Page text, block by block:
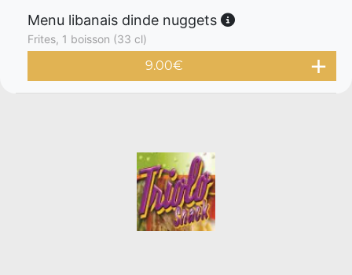
Menu libanais dinde nuggets
Frites, 1 boisson (33 cl)
9.00€